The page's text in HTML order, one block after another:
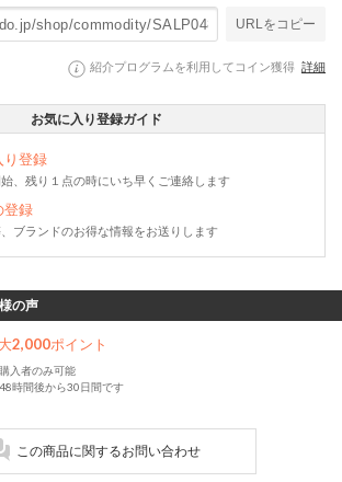
URLをコピー
紹介プログラムを利用してコイン獲得 詳細
お気に入り登録ガイド
り登録
、残り１点の時にいち早くご連絡します
登録
ブランドのお得な情報をお送りします
の声
2,000ポイント
入者のみ可能
時間後から30日間です
この商品に関するお問い合わせ